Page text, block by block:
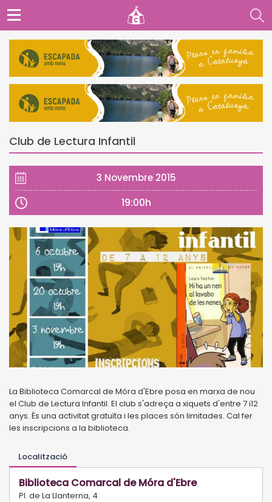
Club de Lectura Infantil
3 Novembre 2015
19:00h
La Biblioteca Comarcal de Móra d'Ebre posa en marxa de nou
el Club de Lectura Infantil. El club s'adreça a xiquets d'entre 7 i12
anys. És una activitat gratuïta i les places són limitades. Cal fer
les inscripcions a la biblioteca.
Localització
Biblioteca Comarcal de Móra d'Ebre
Pl. de La Llanterna, 4